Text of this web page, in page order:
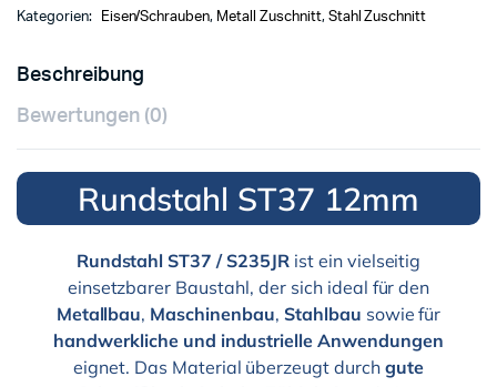
Kategorien: Eisen/Schrauben, Metall Zuschnitt, Stahl Zuschnitt
Beschreibung
Bewertungen (0)
Rundstahl ST37 12mm
Rundstahl ST37 / S235JRist ein vielseitig
einsetzbarer Baustahl, der sich ideal für den
Metallbau, Maschinenbau, Stahlbau sowie für
handwerkliche und industrielle Anwendungen
eignet. Das Material überzeugt durch gute